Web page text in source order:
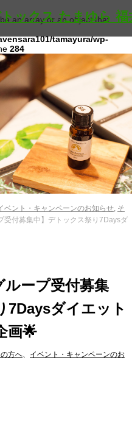
an array or an object that
tamayura/wp-
284
ベント・キャンペーンのお知らせ, そ
受付募集中】デトックス祭り7Daysダ
ループ受付募集
7Daysダイエット
画🌟
方へ、 イベント・キャンペーンのお